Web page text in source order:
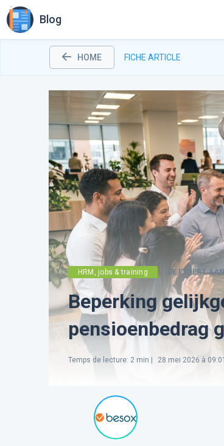
Blog
HOME FICHE ARTICLE
HRM, jobs & training DE EXPERT
Beperking
pensioenbedrag
Temps de lecture: 2 min | 28 mei 2026 à 09:01